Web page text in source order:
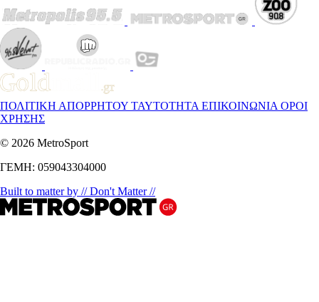
ΠΟΛΙΤΙΚΗ ΑΠΟΡΡΗΤΟΥ ΤΑΥΤΟΤΗΤΑ ΕΠΙΚΟΙΝΩΝΙΑ ΟΡΟΙ
ΧΡΗΣΗΣ
© 2026 MetroSport
ΓΕΜΗ: 059043304000
Built to matter by // Don't Matter //